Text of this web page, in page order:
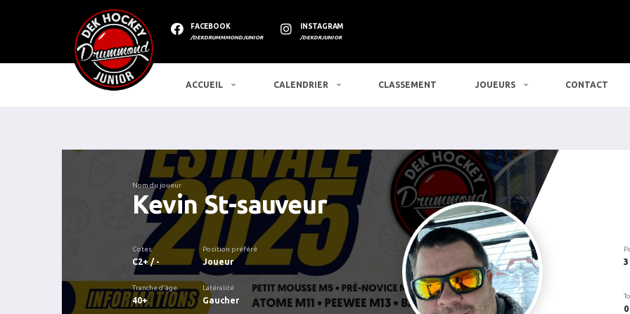
FACEBOOK
/DEKDRUMMMONDJUNIOR
INSTAGRAM
/DEKDRJUNIOR
ACCUEIL CALENDRIER CLASSEMENT JOUEURS CONTACT
Nom du joueur
Kevin St-sauveur
Cotes
C2+ / -
Position préféré
Joueur
Tranche d'âge
40+
Latéralité
Gaucher
3
0